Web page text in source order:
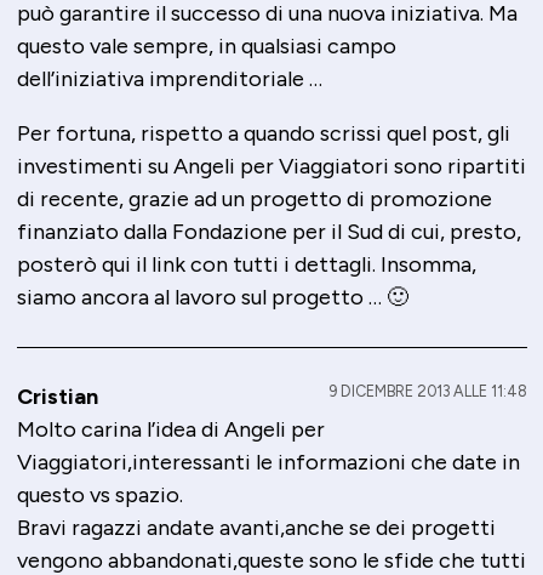
può garantire il successo di una nuova iniziativa. Ma
questo vale sempre, in qualsiasi campo
dell’iniziativa imprenditoriale …
Per fortuna, rispetto a quando scrissi quel post, gli
investimenti su Angeli per Viaggiatori sono ripartiti
di recente, grazie ad un progetto di promozione
finanziato dalla Fondazione per il Sud di cui, presto,
posterò qui il link con tutti i dettagli. Insomma,
siamo ancora al lavoro sul progetto … 🙂
Cristian 9 DICEMBRE 2013 ALLE 11:48
Molto carina l’idea di Angeli per
Viaggiatori,interessanti le informazioni che date in
questo vs spazio.
Bravi ragazzi andate avanti,anche se dei progetti
vengono abbandonati,queste sono le sfide che tutti